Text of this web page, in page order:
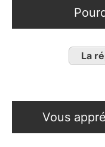
La
Vous